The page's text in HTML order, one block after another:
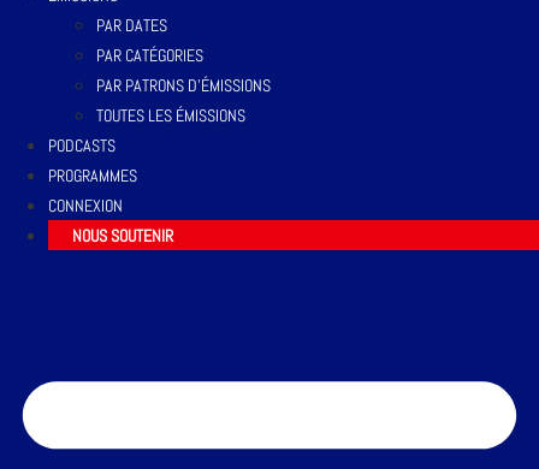
PAR DATES
PAR CATÉGORIES
PAR PATRONS D’ÉMISSIONS
TOUTES LES ÉMISSIONS
PODCASTS
PROGRAMMES
CONNEXION
NOUS SOUTENIR